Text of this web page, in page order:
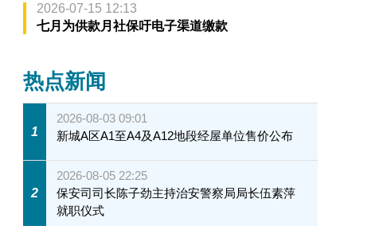
2026-07-15 12:13
七月为供款月社保吁电子渠道缴款
热点新闻
1
2026-08-03 09:01
新城A区A1至A4及A12地段经屋单位售价公布
2
2026-08-05 22:25
保安司司长陈子劲主持治安警察局局长伍素萍
就职仪式